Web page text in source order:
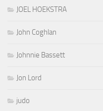
JOEL HOEKSTRA
John Coghlan
Johnnie Bassett
Jon Lord
judo